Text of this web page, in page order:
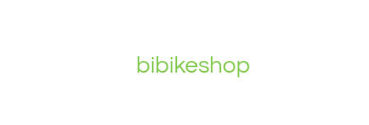
bibikeshop